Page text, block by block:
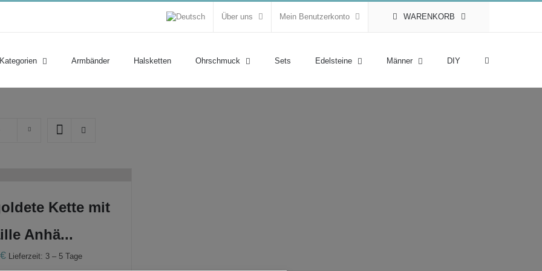
Über uns Mein Benutzerkonto WARENKORB
Armbänder Halsketten Ohrschmuck Sets Edelsteine Männer DIY
Kette mit
Anhä...
€ Lieferzeit: 3 – 5 Tage